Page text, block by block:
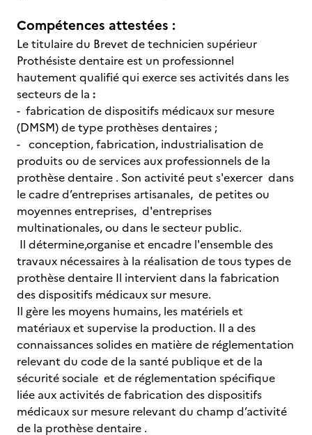
Compétences attestées :
Le titulaire du Brevet de technicien supérieur
Prothésiste dentaire est un professionnel
hautement qualifié qui exerce ses activités dans les
secteurs de la :
- fabrication de dispositifs médicaux sur mesure
(DMSM) de type prothèses dentaires ;
- conception, fabrication, industrialisation de
produits ou de services aux professionnels de la
prothèse dentaire . Son activité peut s'exercer dans
le cadre d’entreprises artisanales, de petites ou
moyennes entreprises, d'entreprises
multinationales, ou dans le secteur public.
Il détermine,organise et encadre l'ensemble des
travaux nécessaires à la réalisation de tous types de
prothèse dentaire Il intervient dans la fabrication
des dispositifs médicaux sur mesure.
Il gère les moyens humains, les matériels et
matériaux et supervise la production. Il a des
connaissances solides en matière de réglementation
relevant du code de la santé publique et de la
sécurité sociale et de réglementation spécifique
liée aux activités de fabrication des dispositifs
médicaux sur mesure relevant du champ d’activité
de la prothèse dentaire .